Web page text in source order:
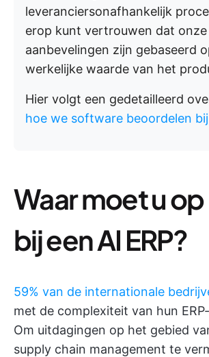
leveranciersonafhankelijk
erop kunt vertrouwen dat onze
aanbevelingen zijn gebaseerd
werkelijke waarde van het
Hier volgt een gedetailleerd
hoe we software beoordelen
Waar moet u
bij een AI ERP?
59% van de internationale
met de complexiteit van hun
Om uitdagingen op het gebied
supply chain management te